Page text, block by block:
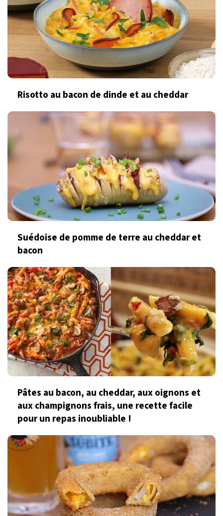
Risotto au bacon de dinde et au cheddar
Suédoise de pomme de terre au cheddar et
bacon
Pâtes au bacon, au cheddar, aux oignons et
aux champignons frais, une recette facile
pour un repas inoubliable !